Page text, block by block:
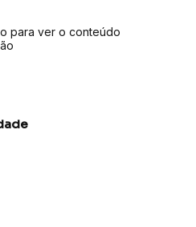
para ver o conteúdo